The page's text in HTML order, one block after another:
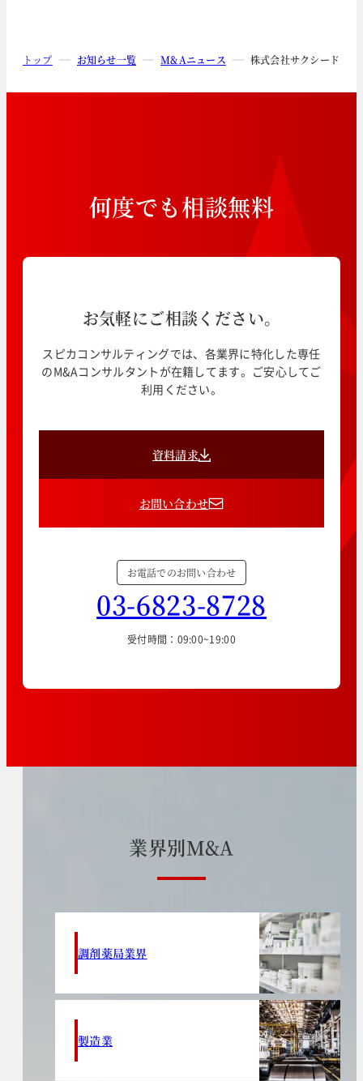
トップ お知らせ一覧 M&Aニュース 株式会社サクシードに
何度でも相談無料
お気軽にご相談ください。
スピカコンサルティングでは、各業界に特化した専任
のM&Aコンサルタントが在籍してます。ご安心してご
利用ください。
資料請求
お問い合わせ
お電話でのお問い合わせ
03-6823-8728
受付時間：09:00~19:00
業界別M&A
調剤薬局業界
製造業